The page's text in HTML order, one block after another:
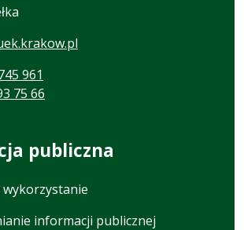
961
75 66
publiczna
informacji publicznej